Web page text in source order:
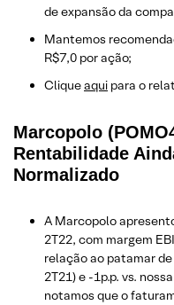
de expansão da
Mantemos
R$7,0 por ação;
Cliqueaqui para o
Marcopolo
Rentabilidade
Normalizado
A Marcopolo
2T22, com margem
relação ao patamar de
2T21) e -1p.p. vs.
notamos que o